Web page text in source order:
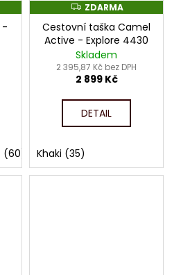
-
(60) Žlutá (93)
Z
D
A
R
M
A
ZDARMA
Cestovní taška Camel
Active - Explore 4430
Skladem
2 395,87 Kč bez DPH
2 899 Kč
DETAIL
Khaki (35)